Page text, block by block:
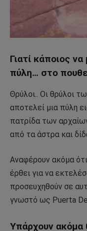
Γιατί κάποιος
πύλη… στο
Θρύλοι.. Οι θρύλοι
αποτελεί μια πύλη
πατρίδα των
από τα άστρα και
Αναφέρουν ακόμα
έρθει για να
προσευχηθούν σε
γνωστό ως Puerta
Υπάρχουν ακόμα